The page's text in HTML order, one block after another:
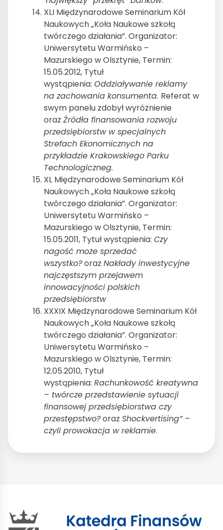
XLI Międzynarodowe Seminarium Kół
Naukowych „Koła Naukowe szkołą
twórczego działania”. Organizator:
Uniwersytetu Warmińsko –
Mazurskiego w Olsztynie, Termin:
15.05.2012, Tytuł
wystąpienia: Oddziaływanie reklamy
na zachowania konsumenta. Referat w
swym panelu zdobył wyróżnienie
oraz Źródła finansowania rozwoju
przedsiębiorstw w specjalnych
Strefach Ekonomicznych na
przykładzie Krakowskiego Parku
Technologiczneg.
XL Międzynarodowe Seminarium Kół
Naukowych „Koła Naukowe szkołą
twórczego działania”. Organizator:
Uniwersytetu Warmińsko –
Mazurskiego w Olsztynie, Termin:
15.05.2011, Tytuł wystąpienia: Czy
nagość może sprzedać
wszystko?oraz Nakłady inwestycyjne
najczęstszym przejawem
innowacyjności polskich
przedsiębiorstw
XXXIX Międzynarodowe Seminarium Kół
Naukowych „Koła Naukowe szkołą
twórczego działania”. Organizator:
Uniwersytetu Warmińsko –
Mazurskiego w Olsztynie, Termin:
12.05.2010, Tytuł
wystąpienia: Rachunkowość kreatywna
– twórcze przedstawienie sytuacji
finansowej przedsiębiorstwa czy
przestępstwo?oraz Shockvertising” –
czyli prowokacja w reklamie.